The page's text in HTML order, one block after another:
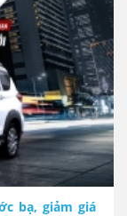
bạ, giảm giá